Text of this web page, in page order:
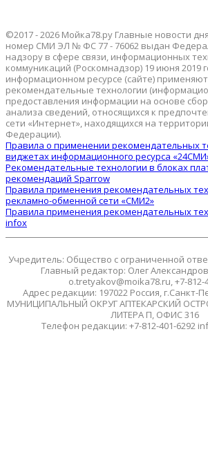
©2017 - 2026 Мойка78.ру Главные новости
номер СМИ ЭЛ № ФС 77 - 76062 выдан
надзору в сфере связи, информационных
коммуникаций (Роскомнадзор) 19 июня 2019
информационном ресурсе (сайте)
рекомендательные технологии
предоставления информации на основе
анализа сведений, относящихся к
сети «Интернет», находящихся на
Федерации).
Правила о применении рекомендательных
виджетах информационного ресурса
Рекомендательные технологии в блоках
рекомендаций Sparrow
Правила применения рекомендательных
рекламно-обменной сети «СМИ2»
Правила применения рекомендательных
infox
Учредитель: Общество с ограниченной
Главный редактор: Олег
o.tretyakov@moika78.ru, +7-812-
Адрес редакции: 197022 Россия, г.Санкт-
МУНИЦИПАЛЬНЫЙ ОКРУГ АПТЕКАРСКИЙ
ЛИТЕРА П, ОФИС 316
Телефон редакции: +7-812-401-6292